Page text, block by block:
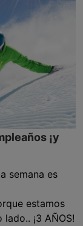
¡y
semana es
estamos
¡3 AÑOS!